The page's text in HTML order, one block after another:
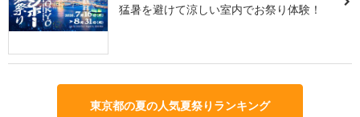
猛暑を避けて涼しい室内でお祭り体験！
東京都の夏の人気夏祭りランキング